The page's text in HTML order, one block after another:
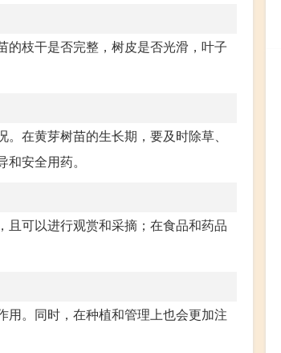
枝干是否完整，树皮是否光滑，叶子
在黄芽树苗的生长期，要及时除草、
安全用药。
可以进行观赏和采摘；在食品和药品
。同时，在种植和管理上也会更加注